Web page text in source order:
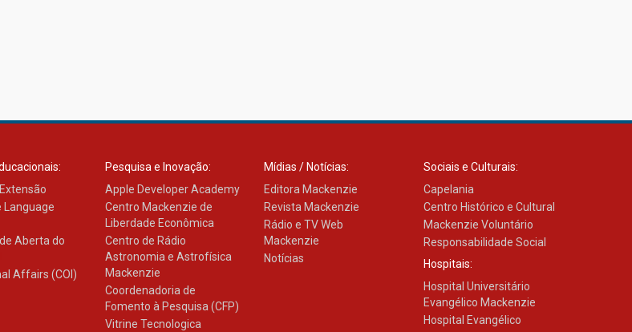
Language
Aberta do
Affairs (COI)
Pesquisa e Inovação:
Apple Developer Academy
Centro Mackenzie de
Liberdade Econômica
Centro de Rádio
Astronomia e Astrofísica
Mackenzie
Coordenadoria de
Fomento à Pesquisa (CFP)
Vitrine Tecnologica
Mídias / Notícias:
Editora Mackenzie
Revista Mackenzie
Rádio e TV Web
Mackenzie
Notícias
Sociais e Culturais:
Capelania
Centro Histórico e Cultural
Mackenzie Voluntário
Responsabilidade Social
Hospitais:
Hospital Universitário
Evangélico Mackenzie
Hospital Evangélico